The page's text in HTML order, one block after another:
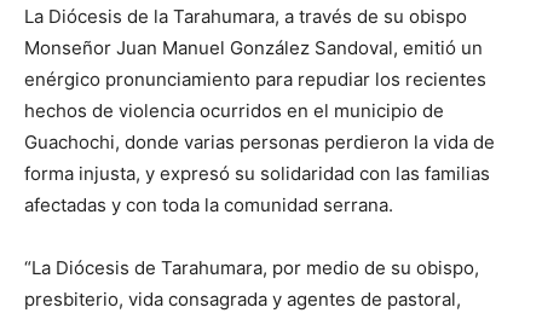
La Diócesis de la Tarahumara, a través de su obispo
Monseñor Juan Manuel González Sandoval, emitió un
enérgico pronunciamiento para repudiar los recientes
hechos de violencia ocurridos en el municipio de
Guachochi, donde varias personas perdieron la vida de
forma injusta, y expresó su solidaridad con las familias
afectadas y con toda la comunidad serrana.
“La Diócesis de Tarahumara, por medio de su obispo,
presbiterio, vida consagrada y agentes de pastoral,